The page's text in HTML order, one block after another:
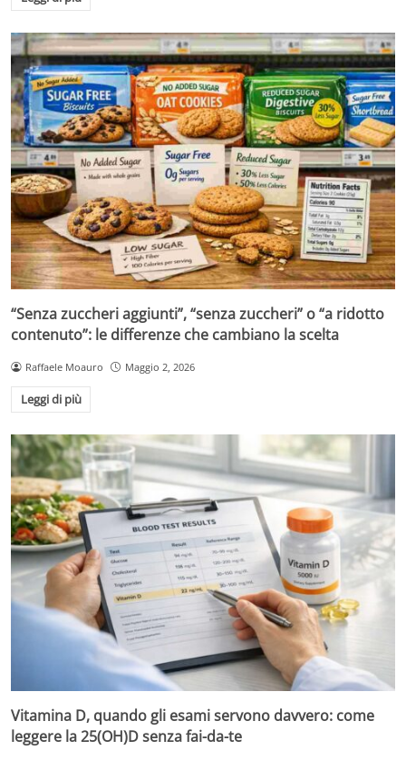
“Senza zuccheri aggiunti”, “senza zuccheri” o “a ridotto
contenuto”: le differenze che cambiano la scelta
Raffaele Moauro Maggio 2, 2026
Leggi di più
Vitamina D, quando gli esami servono davvero: come
leggere la 25(OH)D senza fai-da-te